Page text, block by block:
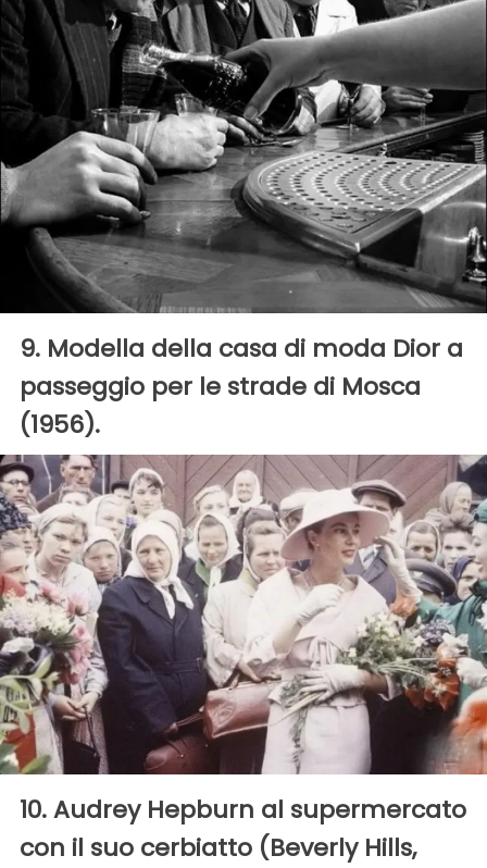
9. Modella della casa di moda Dior a
passeggio per le strade di Mosca
(1956).
10. Audrey Hepburn al supermercato
con il suo cerbiatto (Beverly Hills,